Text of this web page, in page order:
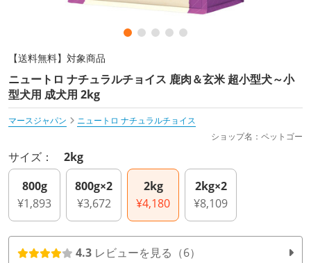
【送料無料】対象商品
ニュートロ ナチュラルチョイス 鹿肉＆玄米 超小型犬～小
型犬用 成犬用 2kg
マースジャパン
ニュートロ ナチュラルチョイス
ショップ名：ペットゴー
サイズ： 2kg
800g
¥1,893
800g×2
¥3,672
2kg
¥4,180
2kg×2
¥8,109
4.3 レビューを見る（6）